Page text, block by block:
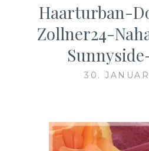
Haarturban-
Zollner24-
30.